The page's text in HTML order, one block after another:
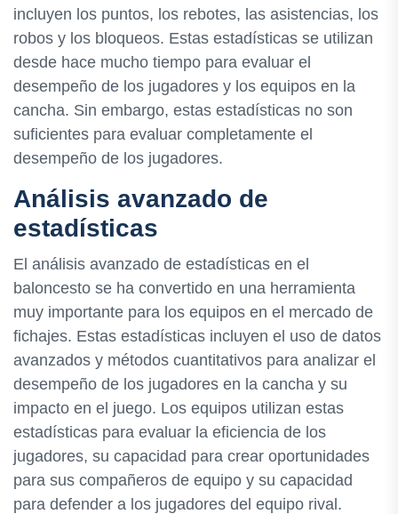
incluyen los puntos, los rebotes, las asistencias, los
robos y los bloqueos. Estas estadísticas se utilizan
desde hace mucho tiempo para evaluar el
desempeño de los jugadores y los equipos en la
cancha. Sin embargo, estas estadísticas no son
suficientes para evaluar completamente el
desempeño de los jugadores.
Análisis avanzado de
estadísticas
El análisis avanzado de estadísticas en el
baloncesto se ha convertido en una herramienta
muy importante para los equipos en el mercado de
fichajes. Estas estadísticas incluyen el uso de datos
avanzados y métodos cuantitativos para analizar el
desempeño de los jugadores en la cancha y su
impacto en el juego. Los equipos utilizan estas
estadísticas para evaluar la eficiencia de los
jugadores, su capacidad para crear oportunidades
para sus compañeros de equipo y su capacidad
para defender a los jugadores del equipo rival.